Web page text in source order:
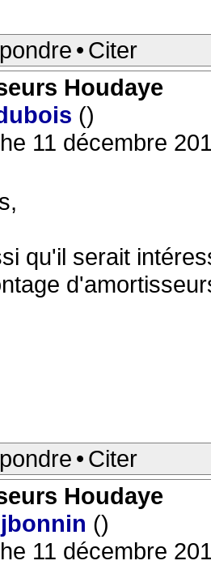
• Citer
Houdaye
()
11 décembre
qu'il serait
• Citer
Houdaye
()
11 décembre